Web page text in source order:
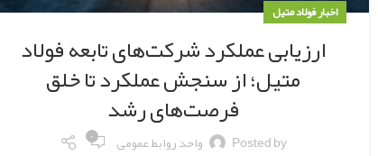
اخبار فولاد متیل
ارزیابی عملکرد شرکت‌های تابعه فولاد
متیل؛ از سنجش عملکرد تا خلق
فرصت‌های رشد
Posted by واحد روابط عمومی ۰